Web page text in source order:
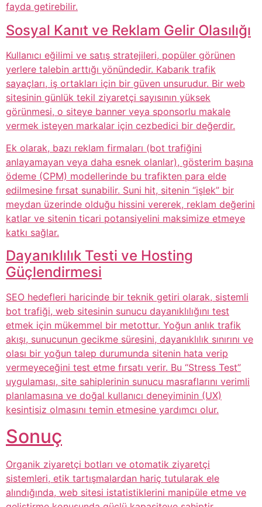
fayda getirebilir.
Sosyal Kanıt ve Reklam Gelir Olasılığı
Kullanıcı eğilimi ve satış stratejileri, popüler görünen
yerlere talebin arttığı yönündedir. Kabarık trafik
sayaçları, iş ortakları için bir güven unsurudur. Bir web
sitesinin günlük tekil ziyaretçi sayısının yüksek
görünmesi, o siteye banner veya sponsorlu makale
vermek isteyen markalar için cezbedici bir değerdir.
Ek olarak, bazı reklam firmaları (bot trafiğini
anlayamayan veya daha esnek olanlar), gösterim başına
ödeme (CPM) modellerinde bu trafikten para elde
edilmesine fırsat sunabilir. Suni hit, sitenin “işlek” bir
meydan üzerinde olduğu hissini vererek, reklam değerini
katlar ve sitenin ticari potansiyelini maksimize etmeye
katkı sağlar.
Dayanıklılık Testi ve Hosting
Güçlendirmesi
SEO hedefleri haricinde bir teknik getiri olarak, sistemli
bot trafiği, web sitesinin sunucu dayanıklılığını test
etmek için mükemmel bir metottur. Yoğun anlık trafik
akışı, sunucunun gecikme süresini, dayanıklılık sınırını ve
olası bir yoğun talep durumunda sitenin hata verip
vermeyeceğini test etme fırsatı verir. Bu “Stress Test”
uygulaması, site sahiplerinin sunucu masraflarını verimli
planlamasına ve doğal kullanıcı deneyiminin (UX)
kesintisiz olmasını temin etmesine yardımcı olur.
Sonuç
Organik ziyaretçi botları ve otomatik ziyaretçi
sistemleri, etik tartışmalardan hariç tutularak ele
alındığında, web sitesi istatistiklerini manipüle etme ve